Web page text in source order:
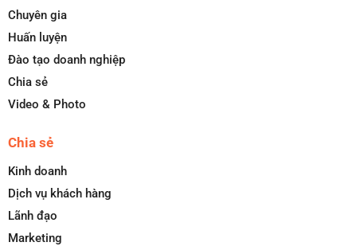
Chuyên gia
Huấn luyện
Đào tạo doanh nghiệp
Chia sẻ
Video & Photo
Chia sẻ
Kinh doanh
Dịch vụ khách hàng
Lãnh đạo
Marketing